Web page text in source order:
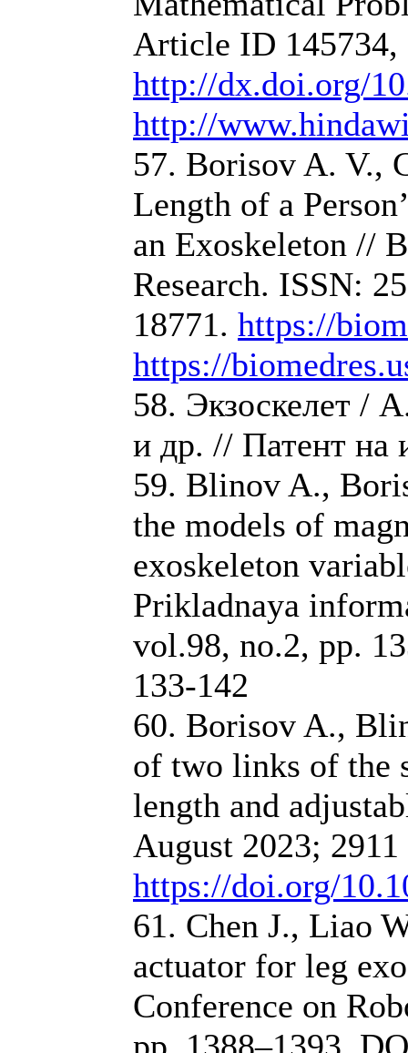
Article ID 145734,
http://dx.doi.org/
http://
57. Borisov A. V.,
Length of a
an Exoskeleton //
Research. ISSN:
18771. https://
https://
58. Экзоскелет /
и др. // Патент на
59. Blinov A.,
the models of
exoskeleton
Prikladnaya
vol.98, no.2, pp.
133-142
60. Borisov A.,
of two links of the
length and
August 2023;
https://doi.org/
61. Chen J., Liao
actuator for leg
Conference on